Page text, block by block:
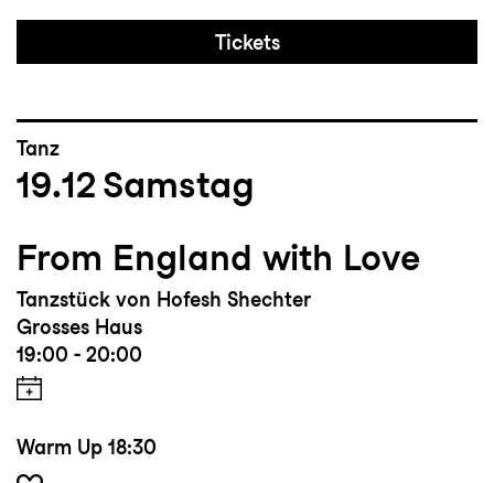
Tickets
Tanz
19.12 Samstag
From England with Love
Tanzstück von Hofesh Shechter
Grosses Haus
19:00 - 20:00
Warm Up 18:30